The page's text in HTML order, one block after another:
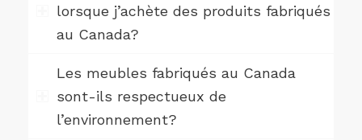
lorsque j’achète des produits fabriqués
au Canada?
Les meubles fabriqués au Canada
sont-ils respectueux de
l’environnement?